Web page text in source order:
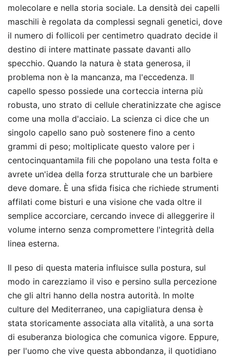
molecolare e nella storia sociale. La densità dei capelli
maschili è regolata da complessi segnali genetici, dove
il numero di follicoli per centimetro quadrato decide il
destino di intere mattinate passate davanti allo
specchio. Quando la natura è stata generosa, il
problema non è la mancanza, ma l'eccedenza. Il
capello spesso possiede una corteccia interna più
robusta, uno strato di cellule cheratinizzate che agisce
come una molla d'acciaio. La scienza ci dice che un
singolo capello sano può sostenere fino a cento
grammi di peso; moltiplicate questo valore per i
centocinquantamila fili che popolano una testa folta e
avrete un'idea della forza strutturale che un barbiere
deve domare. È una sfida fisica che richiede strumenti
affilati come bisturi e una visione che vada oltre il
semplice accorciare, cercando invece di alleggerire il
volume interno senza compromettere l'integrità della
linea esterna.
Il peso di questa materia influisce sulla postura, sul
modo in carezziamo il viso e persino sulla percezione
che gli altri hanno della nostra autorità. In molte
culture del Mediterraneo, una capigliatura densa è
stata storicamente associata alla vitalità, a una sorta
di esuberanza biologica che comunica vigore. Eppure,
per l'uomo che vive questa abbondanza, il quotidiano